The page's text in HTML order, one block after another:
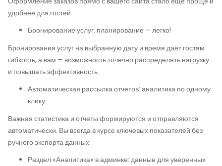
удобнее для гостей.
Бронирование услуг: планирование — легко!
Бронирования услуг на выбранную дату и время дает гостям
гибкость, а вам — возможность точечно распределять нагрузку
и повышать эффективность.
Автоматическая рассылка отчетов: аналитика по одному
клику
Важная статистика и отчеты формируются и отправляются
автоматически. Вы всегда в курсе ключевых показателей без
ручного экспорта данных.
Раздел «Аналитика» в админке: данные для уверенных